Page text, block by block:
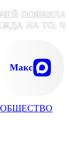
ОБЩЕСТВО
НА ТО,
ТКАНИ,
ЗАКРЫТЬ
Макс